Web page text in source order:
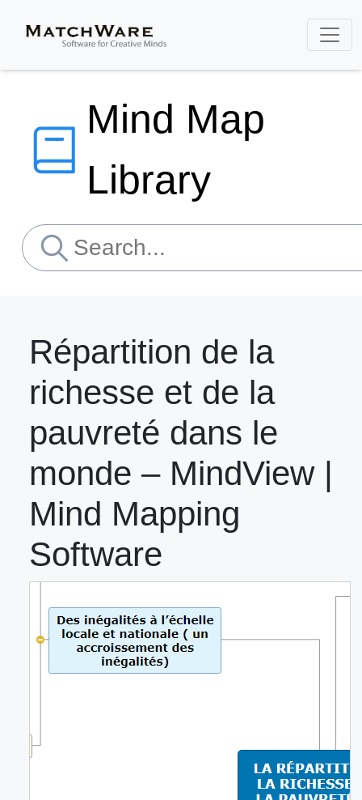
Mind Map
Library
Répartition de la
richesse et de la
pauvreté dans le
monde – MindView |
Mind Mapping
Software